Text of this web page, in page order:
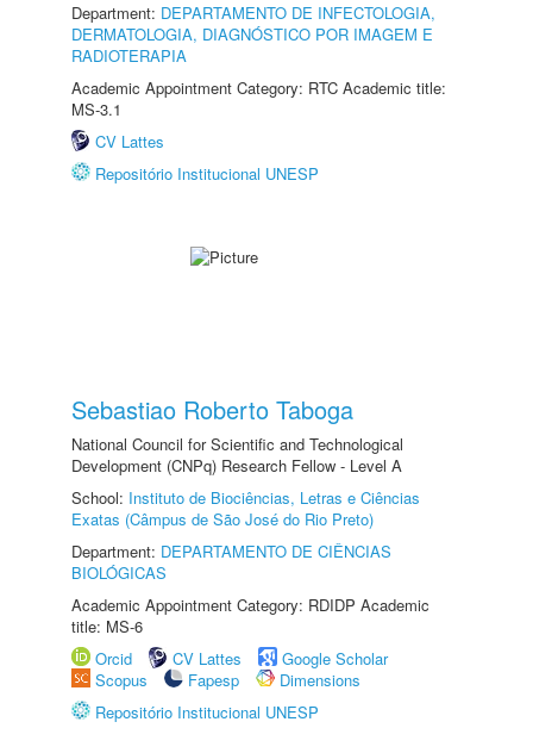
Department: DEPARTAMENTO DE INFECTOLOGIA,
DERMATOLOGIA, DIAGNÓSTICO POR IMAGEM E
RADIOTERAPIA
Academic Appointment Category: RTC Academic title:
MS-3.1
CV Lattes
Repositório Institucional UNESP
Sebastiao Roberto Taboga
National Council for Scientific and Technological
Development (CNPq) Research Fellow - Level A
School: Instituto de Biociências, Letras e Ciências
Exatas (Câmpus de São José do Rio Preto)
Department: DEPARTAMENTO DE CIÊNCIAS
BIOLÓGICAS
Academic Appointment Category: RDIDP Academic
title: MS-6
Orcid
CV Lattes
Google Scholar
Scopus
Fapesp
Dimensions
Repositório Institucional UNESP